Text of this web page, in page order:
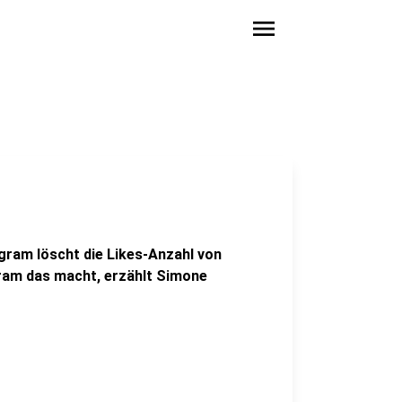
menu
löscht die Likes-Anzahl von
das macht, erzählt Simone